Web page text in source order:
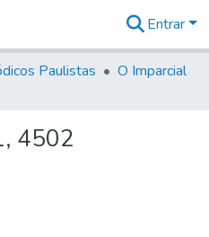
na
Entrar
Paulistas
O Imparcial
4502